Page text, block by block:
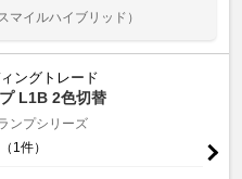
マイルハイブリッド）
ングトレード
L1B 2色切替
ンプシリーズ
（1件）